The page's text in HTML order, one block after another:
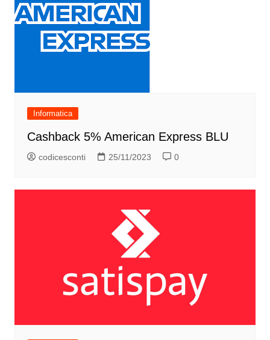
Informatica
Cashback 5% American Express BLU
codicesconti 25/11/2023 0